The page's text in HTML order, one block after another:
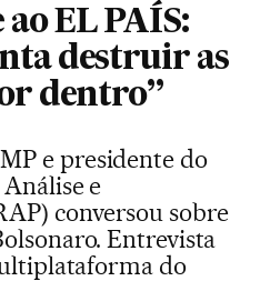
EL PAÍS:
destruir as
dentro”
e presidente do
e
conversou sobre
Entrevista
do